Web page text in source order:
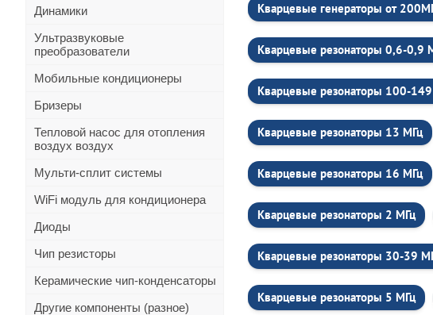
Динамики
Ультразвуковые
преобразователи
Мобильные кондиционеры
Бризеры
Тепловой насос для отопления
воздух воздух
Мульти-сплит системы
WiFi модуль для кондиционера
Диоды
Чип резисторы
Керамические чип-конденсаторы
Другие компоненты (разное)
Кварцевые генераторы от
Кварцевые резонаторы 0,6-0,9
Кварцевые резонаторы 100-
Кварцевые резонаторы 13 МГц
Кварцевые резонаторы 16 МГц
Кварцевые резонаторы 2 МГц
Кварцевые резонаторы 30-39
Кварцевые резонаторы 5 МГц